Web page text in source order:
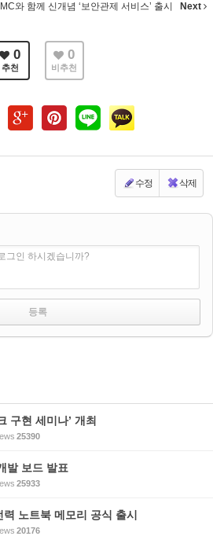
와 함께 신개념 ‘보안관제 서비스’ 출시 Next
0
추천
0
비추천
수정 삭제
그인 하시겠습니까?
구현 세미나’ 개최
25390
발 보드 발표
25933
노트북 메모리 공식 출시
20176